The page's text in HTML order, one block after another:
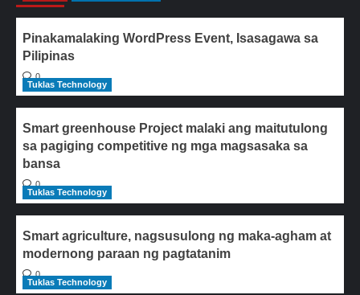
Pinakamalaking WordPress Event, Isasagawa sa
Pilipinas
0
Tuklas Technology
Smart greenhouse Project malaki ang maitutulong
sa pagiging competitive ng mga magsasaka sa
bansa
0
Tuklas Technology
Smart agriculture, nagsusulong ng maka-agham at
modernong paraan ng pagtatanim
0
Tuklas Technology